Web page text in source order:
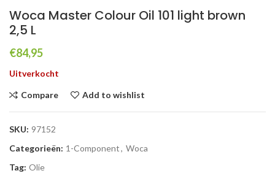
Woca Master Colour Oil 101 light brown
2,5 L
€84,95
Uitverkocht
Compare Add to wishlist
SKU: 97152
Categorieën: 1-Component, Woca
Tag: Olie